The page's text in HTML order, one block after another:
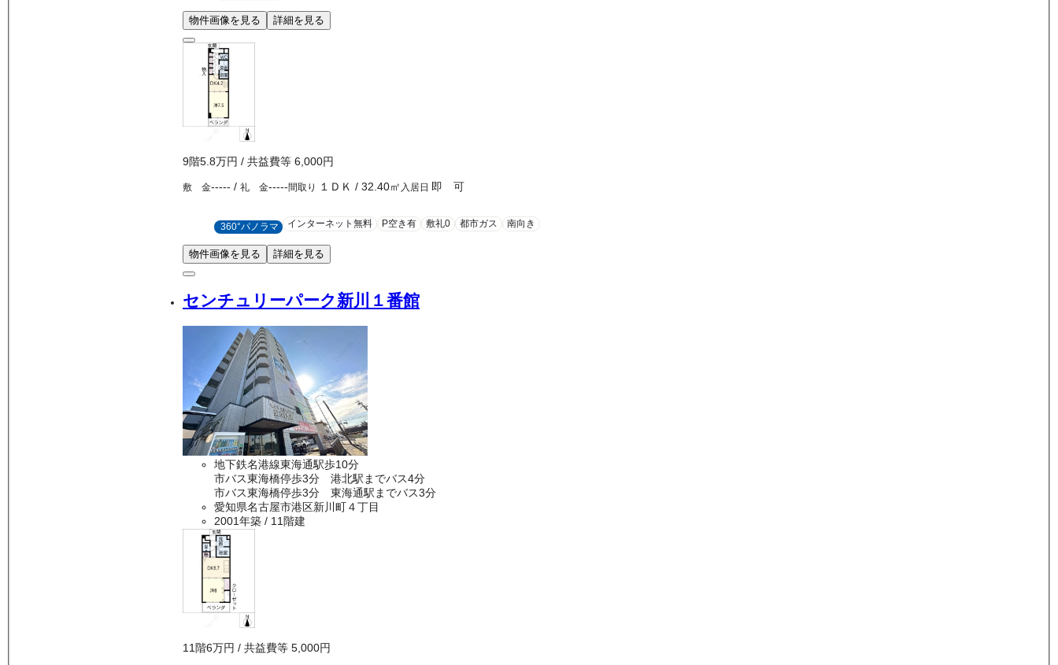
物件画像を見る 詳細を見る
9階5.8万円 / 共益費等 6,000円
敷 金----- / 礼 金-----間取り １ＤＫ / 32.40㎡ 入居日 即 可
360°パノラマ インターネット無料 P空き有 敷礼0 都市ガス 南向き
物件画像を見る 詳細を見る
センチュリーパーク新川１番館
地下鉄名港線東海通駅歩10分
市バス東海橋停歩3分 港北駅までバス4分
市バス東海橋停歩3分 東海通駅までバス3分
愛知県名古屋市港区新川町４丁目
2001年築 / 11階建
11 階6万円 / 共益費等 5,000円